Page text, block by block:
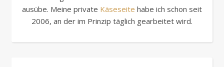
ausübe. Meine private Käseseite habe ich schon seit
2006, an der im Prinzip täglich gearbeitet wird.